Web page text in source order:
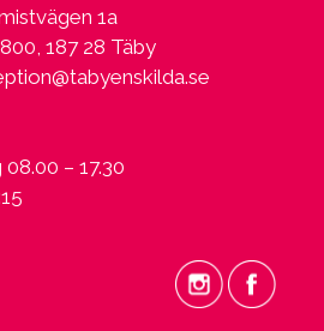
1a
187 28 Täby
– 17.30